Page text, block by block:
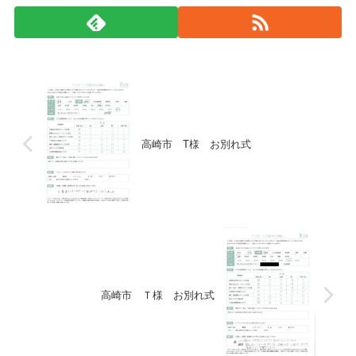
高崎市 T様 お別れ式
高崎市 Ｔ様 お別れ式